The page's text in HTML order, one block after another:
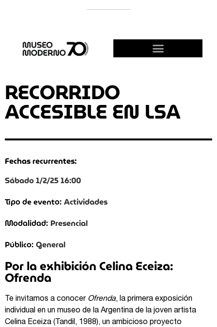
RECORRIDO
ACCESIBLE EN LSA
Fechas recurrentes:
Sábado 1/2/25 16:00
Tipo de evento: Actividades
Modalidad: Presencial
Público: General
Por la exhibición Celina Eceiza:
Ofrenda
Te invitamos a conocer Ofrenda, la primera exposición
individual en un museo de la Argentina de la joven artista
Celina Eceiza (Tandil, 1988), un ambicioso proyecto